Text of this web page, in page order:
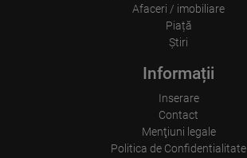
Afaceri / imobiliare
Piață
Ştiri
Informații
Inserare
Contact
Menţiuni legale
Politica de Confidentialitate